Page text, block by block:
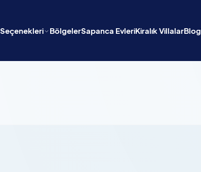
BölgelerSapanca EvleriKiralık VillalarBlog